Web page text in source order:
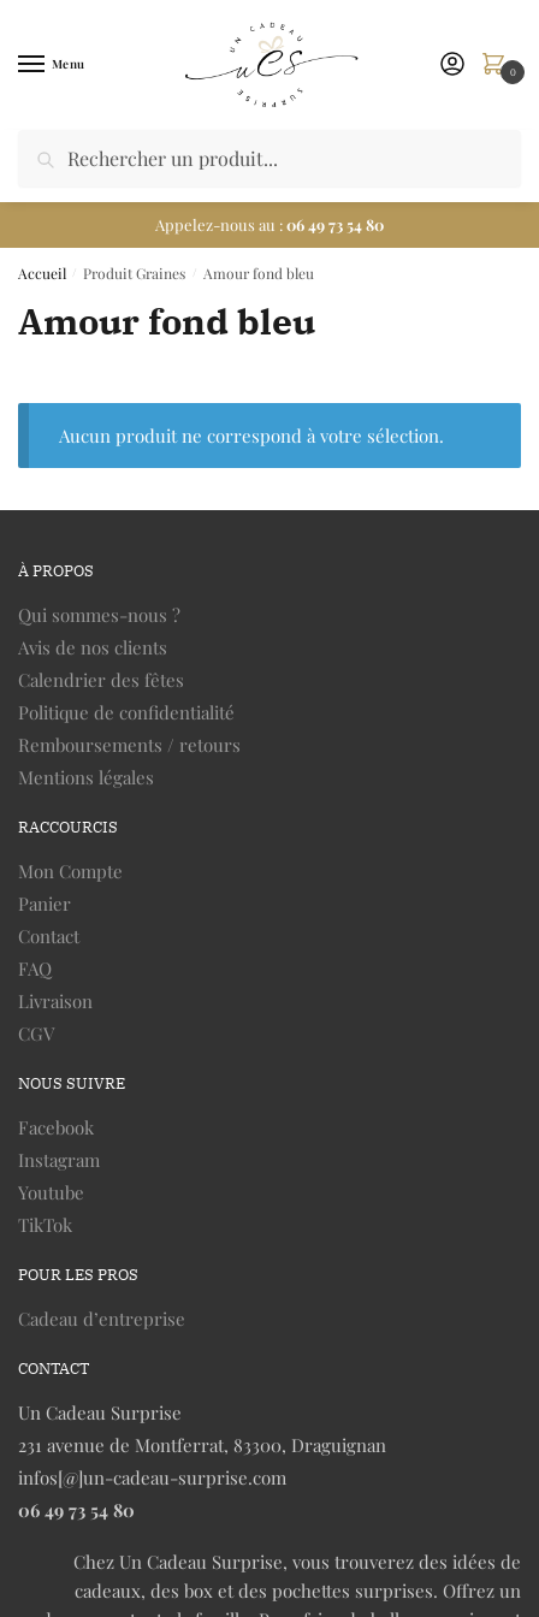
Menu 0
Appelez-nous au :06 49 73 54 80
Accueil Produit Graines Amour fond bleu
Amour fond bleu
Aucun produit ne correspond à votre sélection.
À PROPOS
Qui sommes-nous ?
Avis de nos clients
Calendrier des fêtes
Politique de confidentialité
Remboursements / retours
Mentions légales
RACCOURCIS
Mon Compte
Panier
Contact
FAQ
Livraison
CGV
NOUS SUIVRE
Facebook
Instagram
Youtube
TikTok
POUR LES PROS
Cadeau d’entreprise
CONTACT
Un Cadeau Surprise
231 avenue de Montferrat, 83300, Draguignan
infos[@]un-cadeau-surprise.com
06 49 73 54 80
Chez Un Cadeau Surprise, vous trouverez des idées de
cadeaux, des box et des pochettes surprises. Offrez un